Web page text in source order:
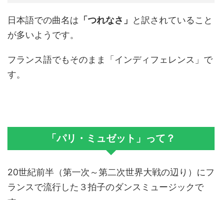
日本語での曲名は 「つれなさ」
と訳されていること
が多いようです。
フランス語でもそのまま「インディフェレンス」で
す。
「パリ・ミュゼット」って？
20世紀前半（第一次～第二次世界大戦の辺り）にフ
ランスで流行した３拍子のダンスミュージックで